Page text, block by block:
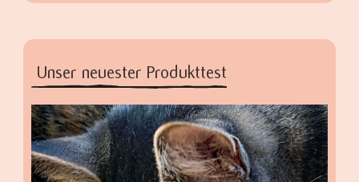
Unser neuester Produkttest